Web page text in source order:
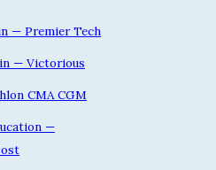
— Premier Tech
— Victorious
CMA CGM
—